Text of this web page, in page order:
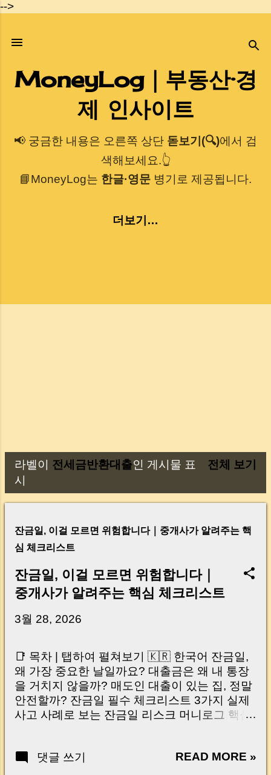
-->
기본 콘텐츠로 건너뛰기
MoneyLog｜부동산·경
제 인사이트
📢 궁금한 내용은 오른쪽 상단 돋보기(🔍)에서 검
색해보세요.👆
📘MoneyLog는 한글·영문 병기로 제공됩니다.
더보기…
글
라벨이 전세금반환대출인 게시물 표
시
전체 보기
잔금일, 이걸 모르면 위험합니다｜중개사가 알려주는 핵
심 체크리스트
잔금일, 이걸 모르면 위험합니다｜
중개사가 알려주는 핵심 체크리스트
3월 28, 2026
📑 목차 | 탭하여 펼쳐보기 🇰🇷 한국어 잔금일,
왜 가장 중요한 날일까요? 대출금은 왜 내 통장
을 거치지 않을까? 매도인 대출이 있는 집, 정말
안전할까? 잔금일 필수 체크리스트 3가지 실제
사고 사례로 보는 잔금일 리스크 머니로그 핵심
Your Account Is It Safe If the Seller Has a
댓글 쓰기 READ MORE »